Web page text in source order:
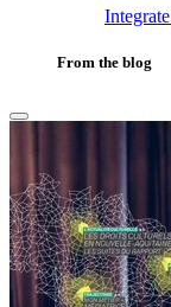
From the blog